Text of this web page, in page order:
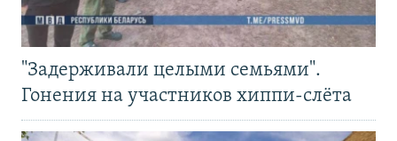
"Задерживали целыми семьями".
Гонения на участников хиппи-слёта